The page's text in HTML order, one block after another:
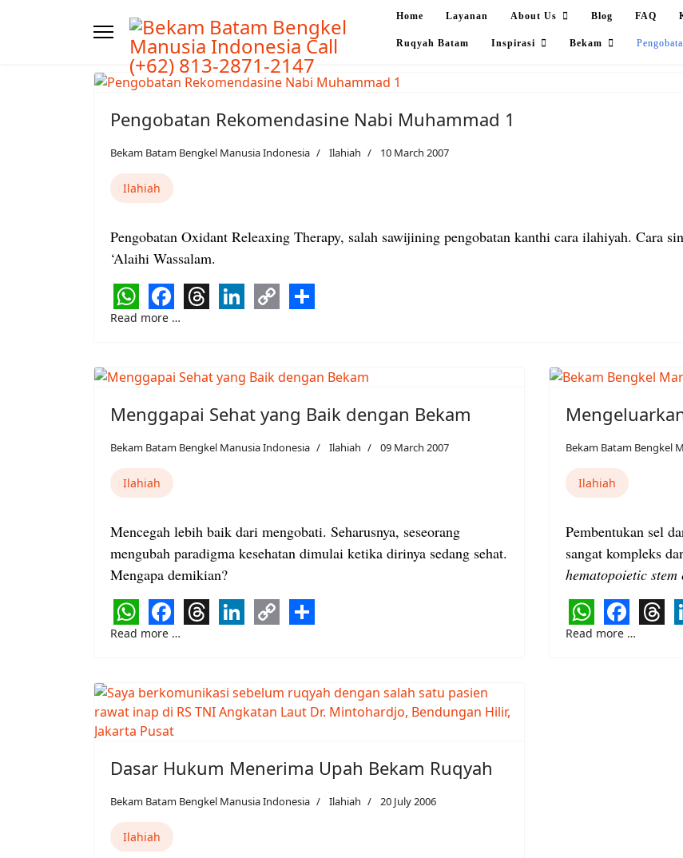
Home Layanan About Us Blog FAQ
Ruqyah Batam Inspirasi Bekam
Pengobatan Rekomendasine Nabi Muhammad 1
Bekam Batam Bengkel Manusia Indonesia Ilahiah 10 March 2007
Ilahiah
Pengobatan Oxidant Releaxing Therapy, salah sawijining pengobatan kanthi cara ilahiyah. Cara
‘Alaihi Wassalam.
WhatsApp
Facebook
Read more …
Menggapai Sehat yang Baik dengan Bekam
Bekam Batam Bengkel Manusia Indonesia Ilahiah 09 March 2007
Ilahiah
Mencegah lebih baik dari mengobati. Seharusnya, seseorang
mengubah paradigma kesehatan dimulai ketika dirinya sedang sehat.
Mengapa demikian?
WhatsApp
Facebook
Read more …
Bekam Batam Bengkel
Ilahiah
Pembentukan sel
sangat kompleks
hematopoietic stem
WhatsApp
Read more …
Dasar Hukum Menerima Upah Bekam Ruqyah
Bekam Batam Bengkel Manusia Indonesia Ilahiah 20 July 2006
Ilahiah